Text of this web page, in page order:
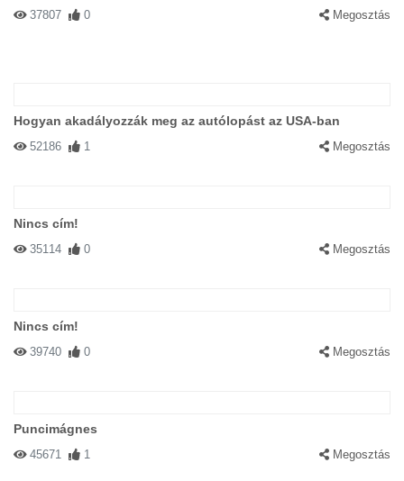
37807 0 Megosztás
Hogyan akadályozzák meg az autólopást az USA-ban
52186 1 Megosztás
Nincs cím!
35114 0 Megosztás
Nincs cím!
39740 0 Megosztás
Puncimágnes
45671 1 Megosztás